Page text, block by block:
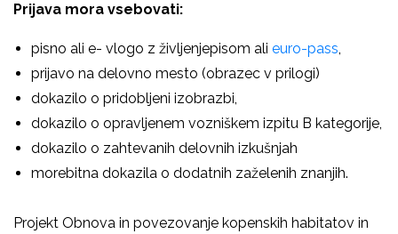
Prijava mora vsebovati:
pisno ali e- vlogo z življenjepisom ali euro-pass,
prijavo na delovno mesto (obrazec v prilogi)
dokazilo o pridobljeni izobrazbi,
dokazilo o opravljenem vozniškem izpitu B kategorije,
dokazilo o zahtevanih delovnih izkušnjah
morebitna dokazila o dodatnih zaželenih znanjih.
Projekt Obnova in povezovanje kopenskih habitatov in